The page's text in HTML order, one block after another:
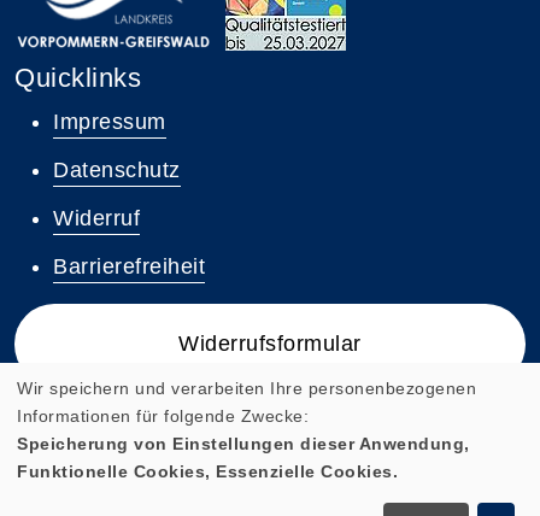
Quicklinks
Impressum
Datenschutz
Widerruf
Barrierefreiheit
Widerrufsformular
Cookie Einstellungen
Wir speichern und verarbeiten Ihre personenbezogenen
Informationen für folgende Zwecke:
Speicherung von Einstellungen dieser Anwendung,
Funktionelle Cookies, Essenzielle Cookies.